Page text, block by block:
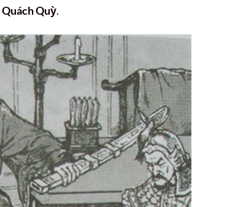
Quách Quỳ.